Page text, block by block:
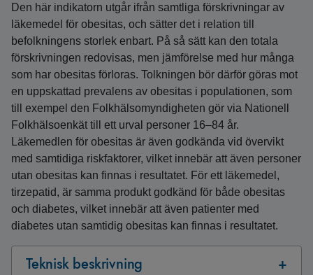
Den här indikatorn utgår ifrån samtliga förskrivningar av
läkemedel för obesitas, och sätter det i relation till
befolkningens storlek enbart. På så sätt kan den totala
förskrivningen redovisas, men jämförelse med hur många
som har obesitas förloras. Tolkningen bör därför göras mot
en uppskattad prevalens av obesitas i populationen, som
till exempel den Folkhälsomyndigheten gör via Nationell
Folkhälsoenkät till ett urval personer 16–84 år.
Läkemedlen för obesitas är även godkända vid övervikt
med samtidiga riskfaktorer, vilket innebär att även personer
utan obesitas kan finnas i resultatet. För ett läkemedel,
tirzepatid, är samma produkt godkänd för både obesitas
och diabetes, vilket innebär att även patienter med
diabetes utan samtidig obesitas kan finnas i resultatet.
Teknisk beskrivning